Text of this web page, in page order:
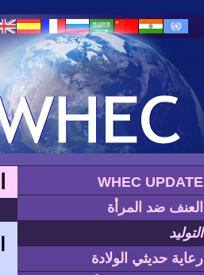
WHEC UPDATE
العنف ضد المرأة
التوليد
رعاية حديثي الولادة